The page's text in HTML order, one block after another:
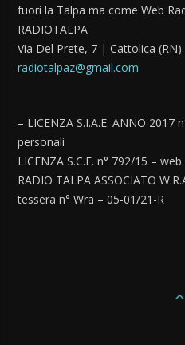
fuori la Talpa ma come Web
RADIOTALPA
Via Del Prete, 7 | Cattolica (RN)
radiotalpaz@gmail.com
– LICENZA S.I.A.E. ANNO 2017
personali
LICENZA S.C.F. n° 792/15 –
RADIO TALPA ASSOCIATO
tessera n° Wra – 05-01/21-R